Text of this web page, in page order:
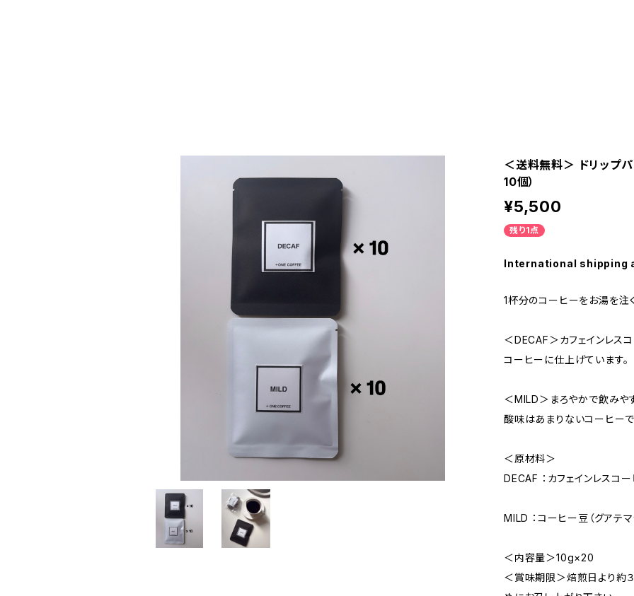
＜送料無料＞ ドリップ
10個）
¥5,500
残り1点
International shipping
1杯分のコーヒーをお湯を注
＜DECAF＞カフェインレス
コーヒーに仕上げています。
＜MILD＞まろやかで飲みや
酸味はあまりないコーヒー
＜原材料＞
DECAF ：カフェインレスコー
MILD ：コーヒー豆（グアテマ
＜内容量＞10g×20
＜賞味期限＞焙煎日より約